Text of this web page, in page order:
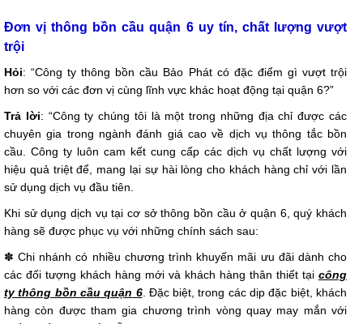
Đơn vị thông bồn cầu quận 6 uy tín, chất lượng vượt
trội
Hỏi: “Công ty thông bồn cầu Bảo Phát có đặc điểm gì vượt trội
hơn so với các đơn vị cùng lĩnh vực khác hoạt động tại quận 6?”
Trả lời: “Công ty chúng tôi là một trong những địa chỉ được các
chuyên gia trong ngành đánh giá cao về dịch vụ thông tắc bồn
cầu. Công ty luôn cam kết cung cấp các dịch vụ chất lượng với
hiệu quả triệt để, mang lại sự hài lòng cho khách hàng chỉ với lần
sử dụng dịch vụ đầu tiên.
Khi sử dụng dịch vụ tại cơ sở thông bồn cầu ở quận 6, quý khách
hàng sẽ được phục vụ với những chính sách sau:
✽ Chi nhánh có nhiều chương trình khuyến mãi ưu đãi dành cho
các đối tượng khách hàng mới và khách hàng thân thiết tại công
ty thông bồn cầu quận 6. Đặc biệt, trong các dịp đặc biệt, khách
hàng còn được tham gia chương trình vòng quay may mắn với